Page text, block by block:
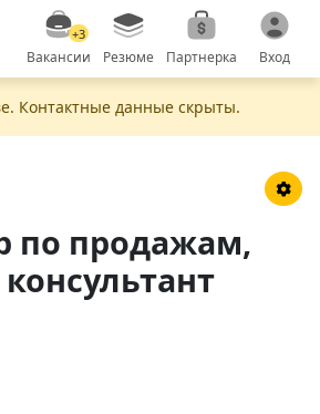
+3
Вакансии Резюме Партнерка Вход
Контактные данные скрыты.
по продажам,